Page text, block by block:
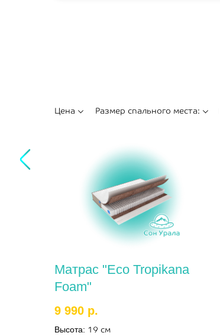
Цена Размер спального места:
Матрас "Eco Tropikana
Foam"
9 990 р.
Высота: 19 см